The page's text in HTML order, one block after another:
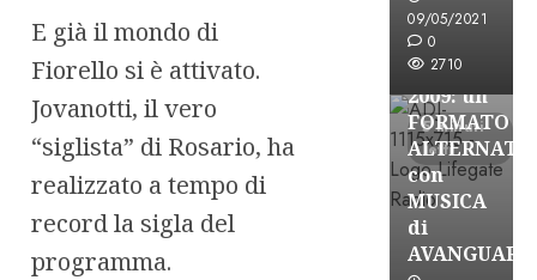
E già il mondo di
Fiorello si è attivato.
Jovanotti, il vero
“siglista” di Rosario, ha
realizzato a tempo di
record la sigla del
programma.
09/05/2021
0
2710
5 minuti
letti
FREE
A-
STORIES-
2009: un
FORMATO
con
MUSICA
di